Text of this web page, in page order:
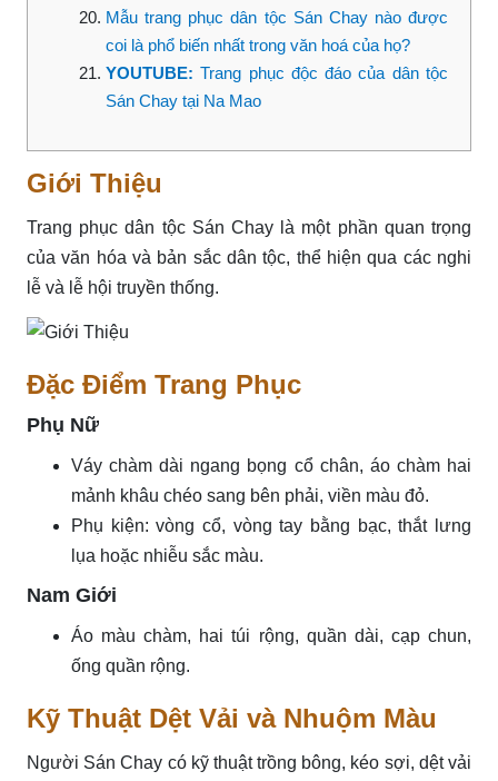
Mẫu trang phục dân tộc Sán Chay nào được
coi là phổ biến nhất trong văn hoá của họ?
YOUTUBE:Trang phục độc đáo của dân tộc
Sán Chay tại Na Mao
Giới Thiệu
Trang phục dân tộc Sán Chay là một phần quan trọng
của văn hóa và bản sắc dân tộc, thể hiện qua các nghi
lễ và lễ hội truyền thống.
Đặc Điểm Trang Phục
Phụ Nữ
Váy chàm dài ngang bọng cổ chân, áo chàm hai
mảnh khâu chéo sang bên phải, viền màu đỏ.
Phụ kiện: vòng cổ, vòng tay bằng bạc, thắt lưng
lụa hoặc nhiễu sắc màu.
Nam Giới
Áo màu chàm, hai túi rộng, quần dài, cạp chun,
ống quần rộng.
Kỹ Thuật Dệt Vải và Nhuộm Màu
Người Sán Chay có kỹ thuật trồng bông, kéo sợi, dệt vải